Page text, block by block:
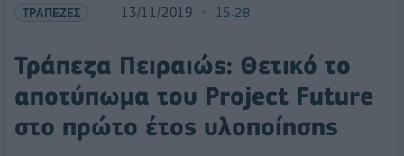
ΤΡΑΠΕΖΕΣ 13/11/2019 15:28
Τράπεζα Πειραιώς: Θετικό το
αποτύπωμα του Project Future
στο πρώτο έτος υλοποίησης